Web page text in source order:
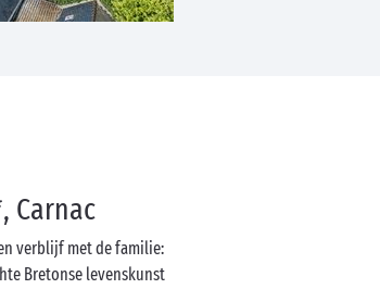
Carnac
verblijf met de familie:
Bretonse levenskunst